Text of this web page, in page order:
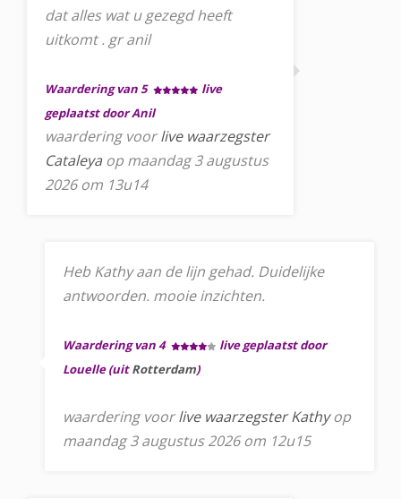
dat alles wat u gezegd heeft
uitkomt . gr anil
Waardering van 5
live
geplaatst door Anil
waardering voorlive waarzegster
Cataleya op maandag 3 augustus
2026 om 13u14
Heb Kathy aan de lijn gehad. Duidelijke
antwoorden. mooie inzichten.
Waardering van 4
live geplaatst door
Louelle (uitRotterdam)
waardering voorlive waarzegster Kathyop
maandag 3 augustus 2026 om 12u15